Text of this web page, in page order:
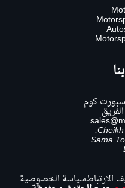
Sama
الارتباطسياسة الخصوصية